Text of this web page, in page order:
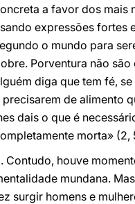
a favor dos mais
expressões fortes
o mundo para
Porventura não
diga que tem fé,
precisarem de alimento
dais o que é
morta» (2,
Contudo, houve
mundana.
surgir homens e